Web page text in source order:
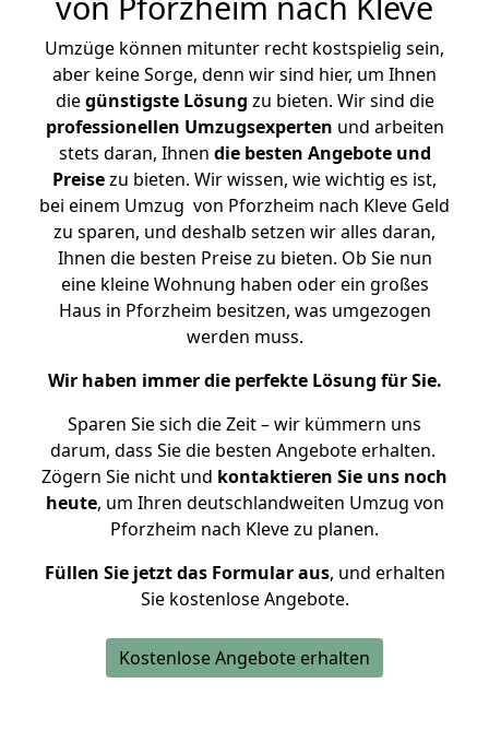
Umzüge können mitunter recht kostspielig sein,
aber keine Sorge, denn wir sind hier, um Ihnen
diegünstigste Lösung zu bieten. Wir sind die
professionellen Umzugsexperten und arbeiten
stets daran, Ihnen die besten Angebote und
Preisezu bieten. Wir wissen, wie wichtig es ist,
bei einem Umzug von Pforzheim nach Kleve Geld
zu sparen, und deshalb setzen wir alles daran,
Ihnen die besten Preise zu bieten. Ob Sie nun
eine kleine Wohnung haben oder ein großes
Haus in Pforzheim besitzen, was umgezogen
werden muss.
Wir haben immer die perfekte Lösung für Sie.
Sparen Sie sich die Zeit – wir kümmern uns
darum, dass Sie die besten Angebote erhalten.
Zögern Sie nicht und kontaktieren Sie uns noch
heute, um Ihren deutschlandweiten Umzug von
Pforzheim nach Kleve zu planen.
Füllen Sie jetzt das Formular aus, und erhalten
Sie kostenlose Angebote.
Kostenlose Angebote erhalten